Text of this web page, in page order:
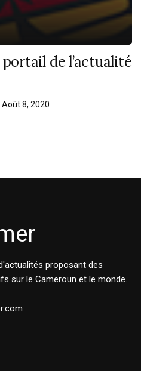
de l’actualité
Août 8, 2020
proposant des
sur le Cameroun et le monde.